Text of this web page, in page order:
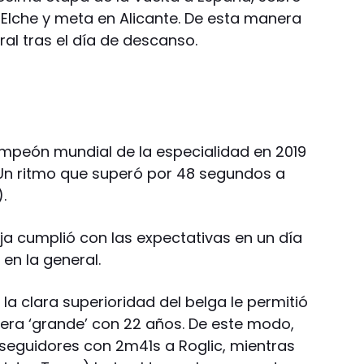
y meta en Alicante. De esta manera
tras el día de descanso.
mundial de la especialidad en 2019
ritmo que superó por 48 segundos a
cumplió con las expectativas en un día
la general.
clara superioridad del belga le permitió
‘grande’ con 22 años. De este modo,
con 2m41s a Roglic, mientras